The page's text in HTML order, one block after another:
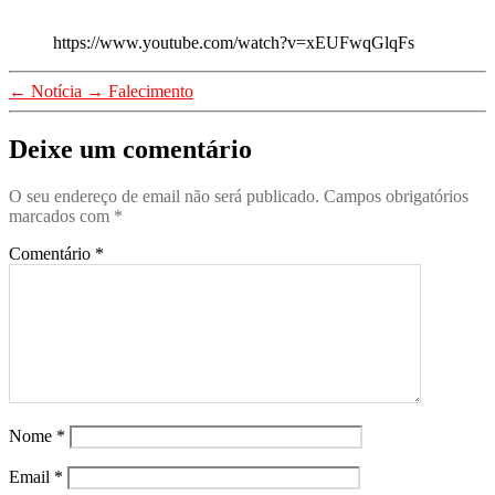
https://www.youtube.com/watch?v=xEUFwqGlqFs
← Notícia → Falecimento
Deixe um comentário
O seu endereço de email não será publicado. Campos obrigatórios
marcados com *
Comentário *
Nome *
Email *